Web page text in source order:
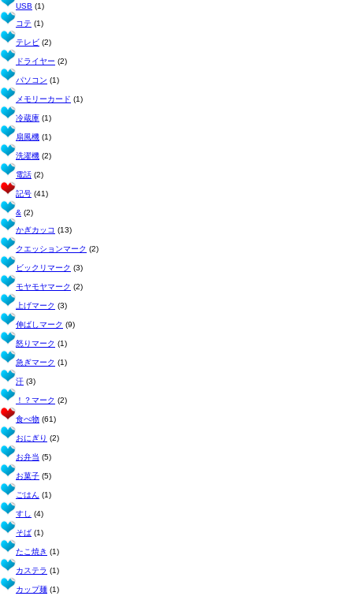
USB (1)
コテ (1)
テレビ (2)
ドライヤー (2)
パソコン (1)
メモリーカード (1)
冷蔵庫 (1)
扇風機 (1)
洗濯機 (2)
電話 (2)
記号 (41)
& (2)
かぎカッコ (13)
クエッションマーク (2)
ビックリマーク (3)
モヤモヤマーク (2)
上げマーク (3)
伸ばしマーク (9)
怒りマーク (1)
急ぎマーク (1)
汗 (3)
！？マーク (2)
食べ物 (61)
おにぎり (2)
お弁当 (5)
お菓子 (5)
ごはん (1)
すし (4)
そば (1)
たこ焼き (1)
カステラ (1)
カップ麺 (1)